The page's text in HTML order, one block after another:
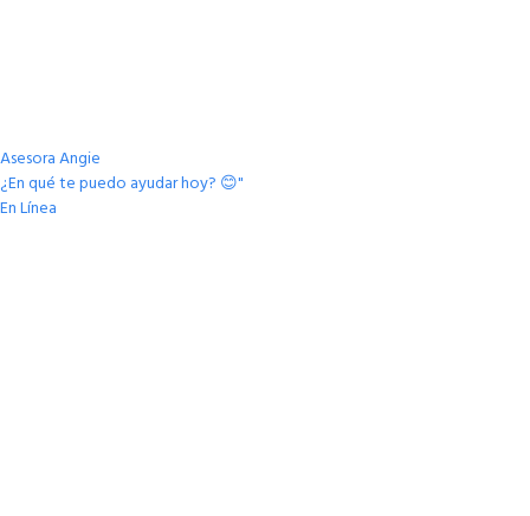
Asesora Angie
¿En qué te puedo ayudar hoy? 😊"
En Línea